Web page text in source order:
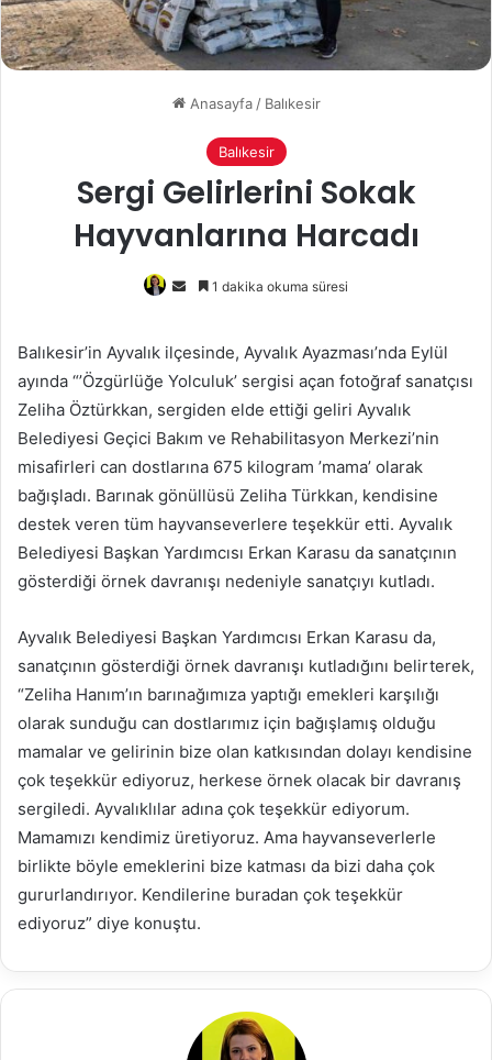
Anasayfa / Balıkesir
Balıkesir
Sergi Gelirlerini Sokak
Hayvanlarına Harcadı
Bir
göndermek
1 dakika okuma süresi
Balıkesir’in Ayvalık ilçesinde, Ayvalık Ayazması’nda Eylül
ayında “’Özgürlüğe Yolculuk’ sergisi açan fotoğraf sanatçısı
Zeliha Öztürkkan, sergiden elde ettiği geliri Ayvalık
Belediyesi Geçici Bakım ve Rehabilitasyon Merkezi’nin
misafirleri can dostlarına 675 kilogram ’mama’ olarak
bağışladı. Barınak gönüllüsü Zeliha Türkkan, kendisine
destek veren tüm hayvanseverlere teşekkür etti. Ayvalık
Belediyesi Başkan Yardımcısı Erkan Karasu da sanatçının
gösterdiği örnek davranışı nedeniyle sanatçıyı kutladı.
Ayvalık Belediyesi Başkan Yardımcısı Erkan Karasu da,
sanatçının gösterdiği örnek davranışı kutladığını belirterek,
“Zeliha Hanım’ın barınağımıza yaptığı emekleri karşılığı
olarak sunduğu can dostlarımız için bağışlamış olduğu
mamalar ve gelirinin bize olan katkısından dolayı kendisine
çok teşekkür ediyoruz, herkese örnek olacak bir davranış
sergiledi. Ayvalıklılar adına çok teşekkür ediyorum.
Mamamızı kendimiz üretiyoruz. Ama hayvanseverlerle
birlikte böyle emeklerini bize katması da bizi daha çok
gururlandırıyor. Kendilerine buradan çok teşekkür
ediyoruz” diye konuştu.